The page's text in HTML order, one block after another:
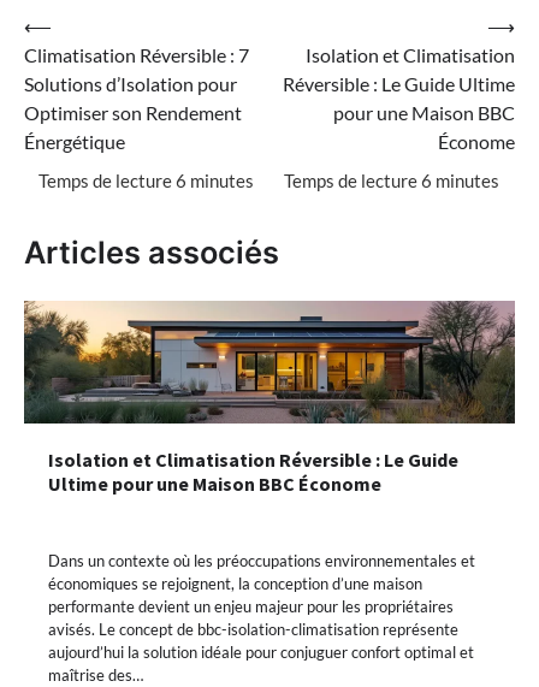
Navigation
de
l’article
⟵
Climatisation Réversible : 7
Solutions d’Isolation pour
Optimiser son Rendement
Énergétique
Isolation et Climatisation
Réversible : Le Guide Ultime
pour une Maison BBC
Économe
⟶
Articles associés
Isolation et Climatisation Réversible : Le Guide
Ultime pour une Maison BBC Économe
Dans un contexte où les préoccupations environnementales et
économiques se rejoignent, la conception d’une maison
performante devient un enjeu majeur pour les propriétaires
avisés. Le concept de bbc-isolation-climatisation représente
aujourd’hui la solution idéale pour conjuguer confort optimal et
maîtrise des…